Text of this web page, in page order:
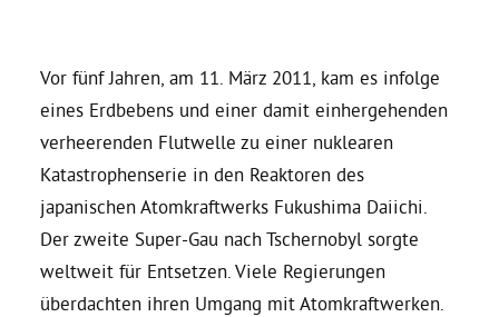
Daniel Freund, MdEP
Delegierte
Grüne im Rathaus
Ratsfraktion
Vor fünf Jahren, am 11. März 2011, kam es infolge
eines Erdbebens und einer damit einhergehenden
verheerenden Flutwelle zu einer nuklearen
Katastrophenserie in den Reaktoren des
japanischen Atomkraftwerks Fukushima Daiichi.
Der zweite Super-Gau nach Tschernobyl sorgte
weltweit für Entsetzen. Viele Regierungen
überdachten ihren Umgang mit Atomkraftwerken.